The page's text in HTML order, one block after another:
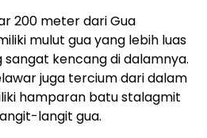
200 meter dari Gua
mulut gua yang lebih luas
sangat kencang di dalamnya.
juga tercium dari dalam
hamparan batu stalagmit
langit gua.